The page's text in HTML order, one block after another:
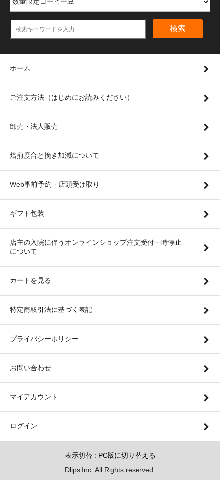
検索
ホーム
ご注文方法（はじめにお読みください）
卸売・法人販売
焙煎度合と挽き加減について
Web事前予約・店頭受け取り
ギフト包装
店主の入院に伴うオンラインショップ注文受付一時停止
について
カートを見る
特定商取引法に基づく表記
プライバシーポリシー
お問い合わせ
マイアカウント
ログイン
表示切替 : PC版に切り替える
Dlips Inc. All Rights reserved.